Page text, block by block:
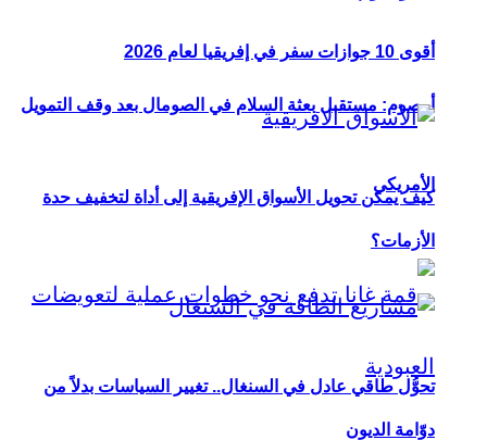
أوصوم: مستقبل بعثة السلام في الصومال بعد وقف التمويل
الأمريكي
أقوى 10 جوازات سفر في إفريقيا لعام 2026
كيف يمكن تحويل الأسواق الإفريقية إلى أداة لتخفيف حدة
الأزمات؟
تحوُّل طاقي عادل في السنغال.. تغيير السياسات بدلاً من
دوّامة الديون